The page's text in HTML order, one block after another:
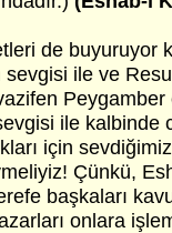
de buyuruyor
sevgisi ile ve
Peygamber
ile kalbinde
için
Çünkü,
başkaları
onlara